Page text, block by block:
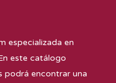
especializada en
este catálogo
podrá encontrar una